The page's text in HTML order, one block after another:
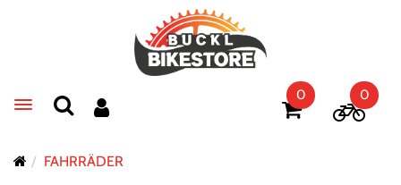
Toggle navigation
0 0
FAHRRÄDER